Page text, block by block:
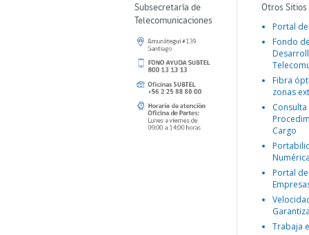
Subsecretaría de
Telecomunicaciones
Otros
Portal
Fondo
Fibra
zonas
Consulta
Cargo
Portal
Trabaja